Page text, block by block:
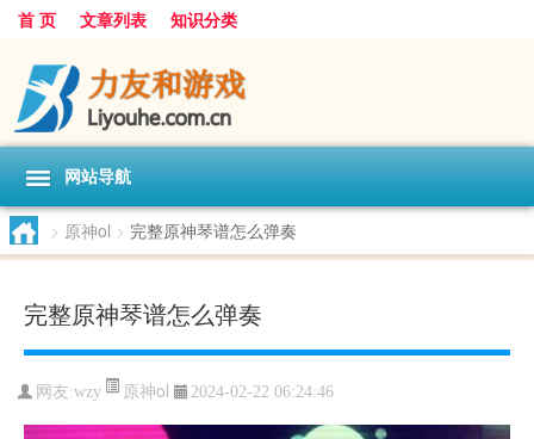
首 页 文章列表 知识分类
网站导航
> 原神ol > 完整原神琴谱怎么弹奏
完整原神琴谱怎么弹奏
网友:wzy 原神ol 2024-02-22 06:24:46